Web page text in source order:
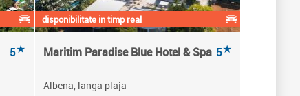
5★
disponibilitate in timp real
Maritim Paradise Blue Hotel & Spa 5★
Albena, langa plaja